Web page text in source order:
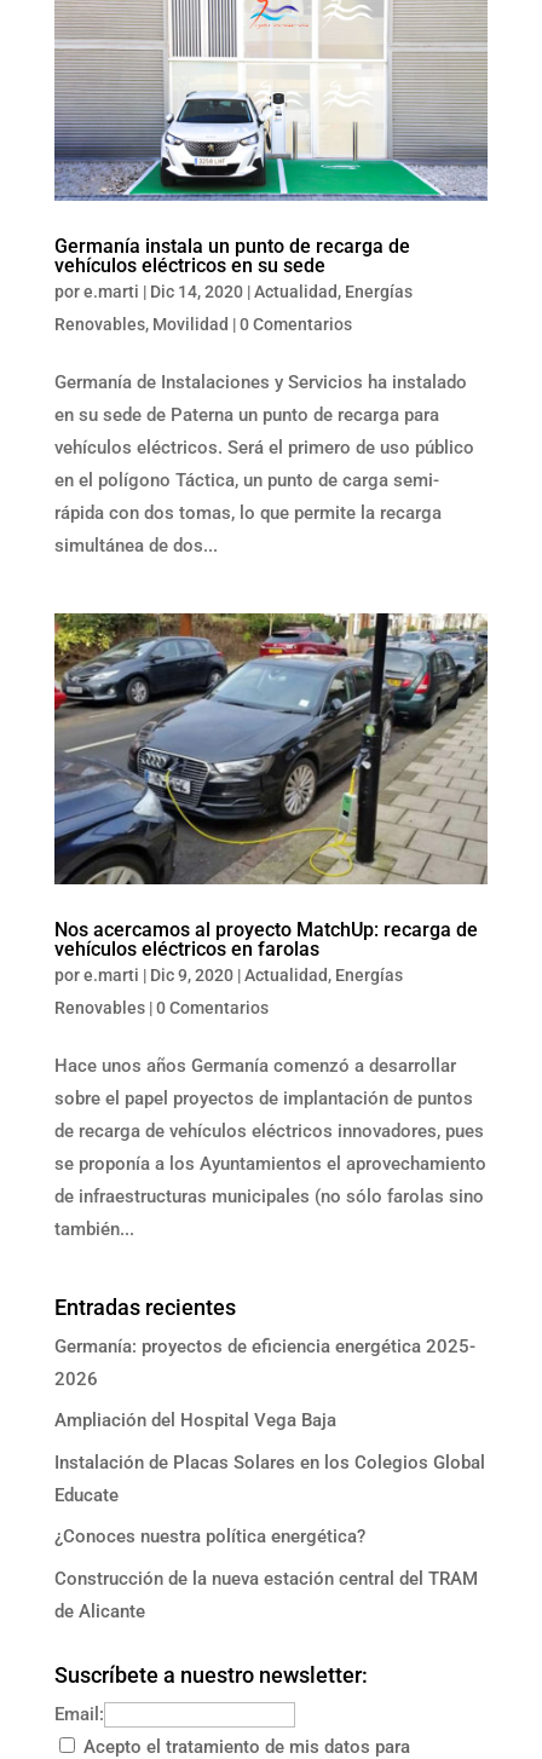
Germanía instala un punto de recarga de
vehículos eléctricos en su sede
pore.marti | Dic 14, 2020|Actualidad, Energías
Renovables, Movilidad |0 Comentarios
Germanía de Instalaciones y Servicios ha instalado
en su sede de Paterna un punto de recarga para
vehículos eléctricos. Será el primero de uso público
en el polígono Táctica, un punto de carga semi-
rápida con dos tomas, lo que permite la recarga
simultánea de dos...
Nos acercamos al proyecto MatchUp: recarga de
vehículos eléctricos en farolas
pore.marti | Dic 9, 2020|Actualidad, Energías
Renovables|0 Comentarios
Hace unos años Germanía comenzó a desarrollar
sobre el papel proyectos de implantación de puntos
de recarga de vehículos eléctricos innovadores, pues
se proponía a los Ayuntamientos el aprovechamiento
de infraestructuras municipales (no sólo farolas sino
también...
Entradas recientes
Germanía: proyectos de eficiencia energética 2025-
2026
Ampliación del Hospital Vega Baja
Instalación de Placas Solares en los Colegios Global
Educate
¿Conoces nuestra política energética?
Construcción de la nueva estación central del TRAM
de Alicante
Suscríbete a nuestro newsletter:
Email:
Acepto el tratamiento de mis datos para